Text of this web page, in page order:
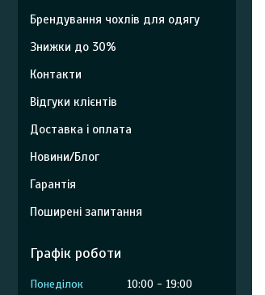
Брендування чохлів для одягу
Знижки до 30%
Контакти
Відгуки клієнтів
Доставка і оплата
Новини/Блог
Гарантія
Поширені запитання
Графік роботи
Понеділок 10:00
19:00